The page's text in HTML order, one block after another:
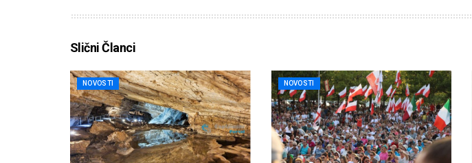
Slični Članci
NOVOSTI NOVOSTI